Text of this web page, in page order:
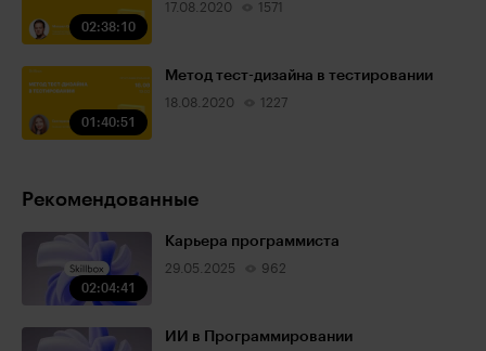
02:38:10
17.08.2020 1571
01:40:51
Метод тест-дизайна в тестировании
18.08.2020 1227
Рекомендованные
02:04:41
Карьера программиста
29.05.2025 962
ИИ в Программировании